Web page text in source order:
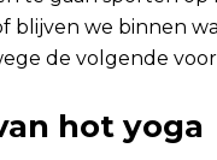
blijven we binnen
de volgende
hot yoga